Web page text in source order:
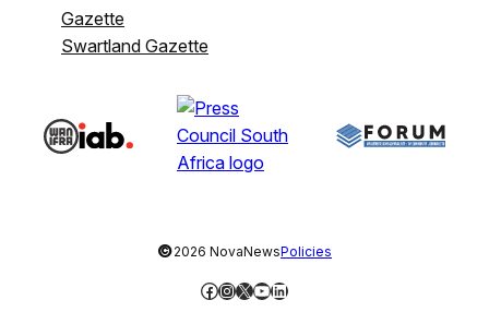
Gazette
Swartland Gazette
©2026 NovaNewsPolicies
Facebook
Instagram
X YouTube
LinkedIn